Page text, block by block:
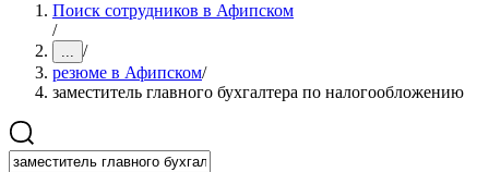
Поиск сотрудников в Афипском
/
... /
резюме в Афипском/
заместитель главного бухгалтера по налогообложению